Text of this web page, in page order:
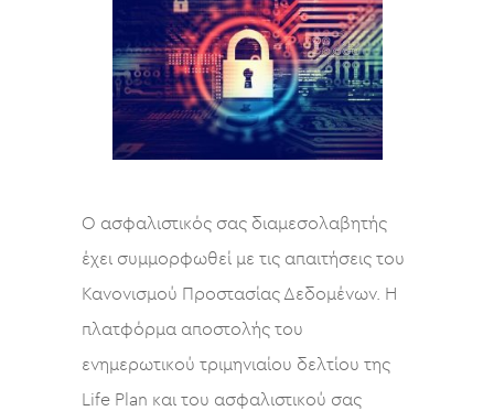
Ο ασφαλιστικός σας διαμεσολαβητής
έχει συμμορφωθεί με τις απαιτήσεις του
Κανονισμού Προστασίας Δεδομένων. Η
πλατφόρμα αποστολής του
ενημερωτικού τριμηνιαίου δελτίου της
Life Plan και του ασφαλιστικού σας